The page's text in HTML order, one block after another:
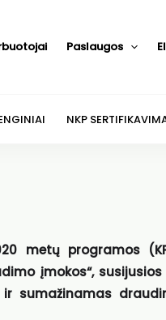
Paslaugos
NKP
metų programos
įmokos“,
sumažinamas